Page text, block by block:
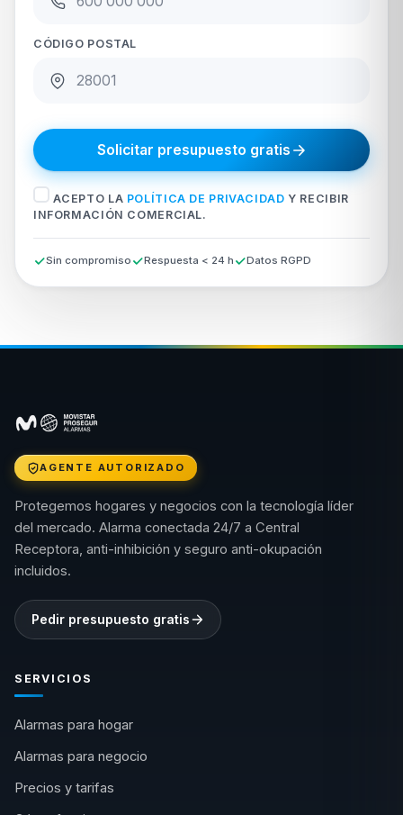
CÓDIGO POSTAL
Solicitar presupuesto gratis
ACEPTO LA POLÍTICA DE PRIVACIDAD Y RECIBIR
INFORMACIÓN COMERCIAL.
Sin compromiso Respuesta < 24 h Datos RGPD
AGENTE AUTORIZADO
Protegemos hogares y negocios con la tecnología líder
del mercado. Alarma conectada 24/7 a Central
Receptora, anti-inhibición y seguro anti-okupación
incluidos.
Pedir presupuesto gratis
SERVICIOS
Alarmas para hogar
Alarmas para negocio
Precios y tarifas